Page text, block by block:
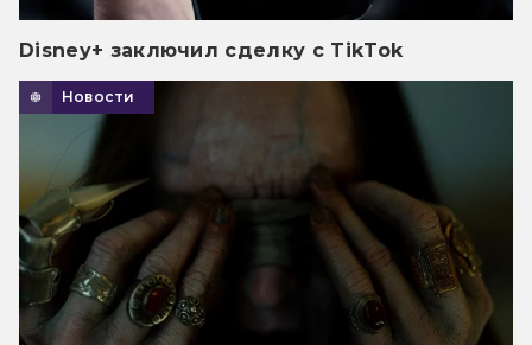
Disney+ заключил сделку с TikTok
Новости